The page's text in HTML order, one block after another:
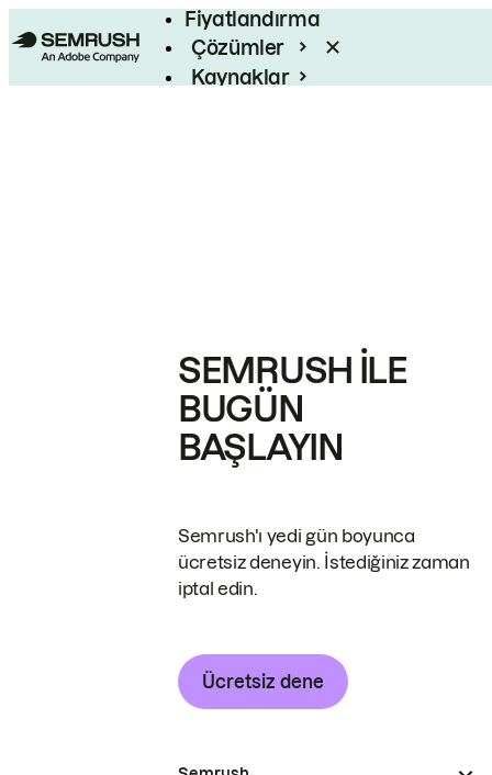
Fiyatlandırma
Çözümler
Kaynaklar
SEMRUSH ILE
BUGÜN
BAŞLAYIN
Semrush'ı yedi gün boyunca
ücretsiz deneyin. İstediğiniz zaman
iptal edin.
Ücretsiz dene